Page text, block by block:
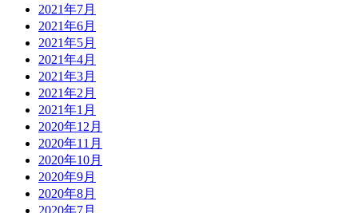
2021年7月
2021年6月
2021年5月
2021年4月
2021年3月
2021年2月
2021年1月
2020年12月
2020年11月
2020年10月
2020年9月
2020年8月
2020年7月